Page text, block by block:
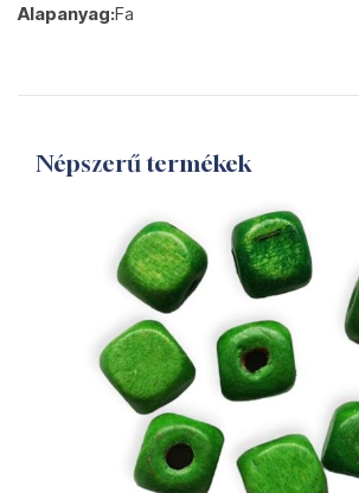
Alapanyag:Fa
Népszerű termékek